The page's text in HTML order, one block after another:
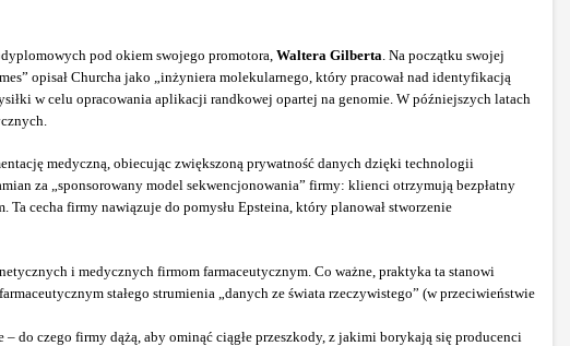
pod okiem swojego promotora, Waltera Gilberta . Na początku swojej
opisał Churcha jako „inżyniera molekularnego, który pracował nad identyfikacją
w celu opracowania aplikacji randkowej opartej na genomie. W późniejszych latach
medyczną, obiecując zwiększoną prywatność danych dzięki technologii
za „sponsorowany model sekwencjonowania” firmy: klienci otrzymują bezpłatny
cecha firmy nawiązuje do pomysłu Epsteina, który planował stworzenie
i medycznych firmom farmaceutycznym. Co ważne, praktyka ta stanowi
stałego strumienia „danych ze świata rzeczywistego” (w przeciwieństwie
czego firmy dążą, aby ominąć ciągłe przeszkody, z jakimi borykają się producenci